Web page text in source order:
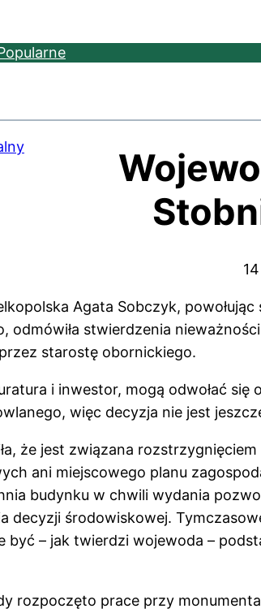
Agata Sobczyk,
odmówiła stwierdzenia
starostę obornickiego.
i inwestor, mogą odwołać się
więc decyzja nie jest
że jest związana
ani miejscowego planu
budynku w chwili wydania
decyzji środowiskowej.
być – jak twierdzi wojewoda –
rozpoczęto prace przy